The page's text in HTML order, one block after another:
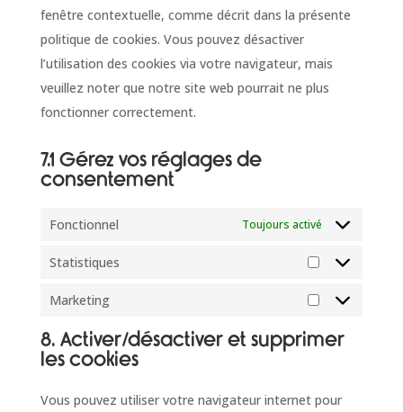
fenêtre contextuelle, comme décrit dans la présente
politique de cookies. Vous pouvez désactiver
l’utilisation des cookies via votre navigateur, mais
veuillez noter que notre site web pourrait ne plus
fonctionner correctement.
7.1 Gérez vos réglages de
consentement
Fonctionnel Toujours activé
Statistiques
Statistiques
Marketing
Marketing
8. Activer/désactiver et supprimer
les cookies
Vous pouvez utiliser votre navigateur internet pour